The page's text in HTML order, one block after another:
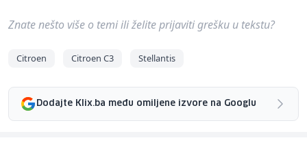
Znate nešto više o temi ili želite prijaviti grešku u tekstu?
Citroen Citroen C3 Stellantis
Dodajte Klix.ba među omiljene izvore na Googlu